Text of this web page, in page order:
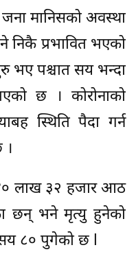
मानिसको अवस्था
निकै प्रभावित भएको
भए पश्चात सय भन्दा
छ । कोरोनाको
स्थिति पैदा गर्न
।
लाख ३२ हजार आठ
छन् भने मृत्यु हुनेको
८० पुगेको छ l